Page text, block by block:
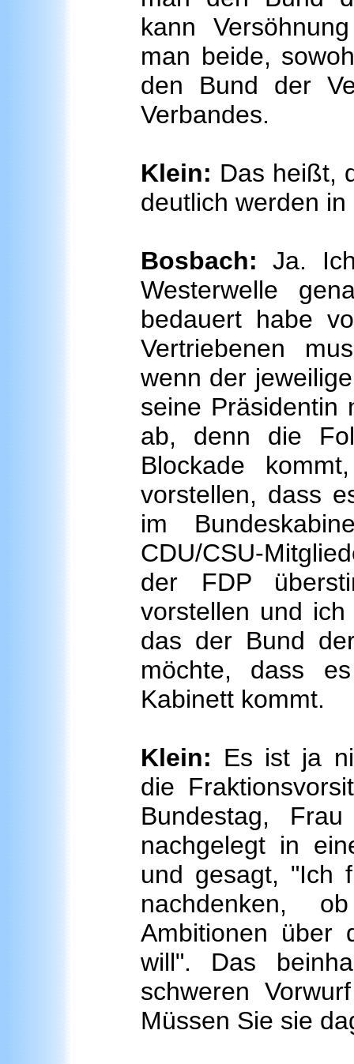
kann
man beide,
den Bund der
Verbandes.
Klein: Das heißt,
deutlich werden
Bosbach:
Ja.
Westerwelle
bedauert habe
Vertriebenen
wenn der
seine Präsidentin
ab, denn die
Blockade
vorstellen, dass
im
CDU/CSU-
der FDP
vorstellen und
das der Bund
möchte, dass
Kabinett kommt.
Klein: Es ist ja
die
Bundestag,
nachgelegt in
und gesagt, "Ich
nachdenken,
Ambitionen über
will". Das
schweren
Müssen Sie sie